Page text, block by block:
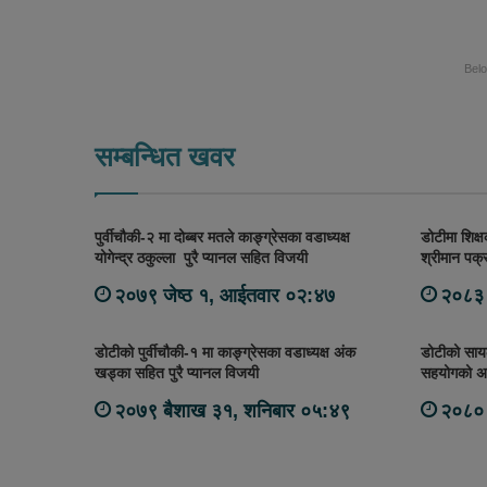
सम्बन्धित खवर
पुर्वीचौकी-२ मा दोब्बर मतले काङ्ग्रेसका वडाध्यक्ष
योगेन्द्र ठकुल्ला पुरै प्यानल सहित विजयी
२०७९ जेष्ठ १, आईतवार ०२:४७
डोटीमा
श्रीमान
२०८३
डोटीको पुर्वीचौकी-१ मा काङ्ग्रेसका वडाध्यक्ष अंक
खड्का सहित पुरै प्यानल विजयी
२०७९ बैशाख ३१, शनिबार ०५:४९
डोटीको
सहयोगको
२०८०